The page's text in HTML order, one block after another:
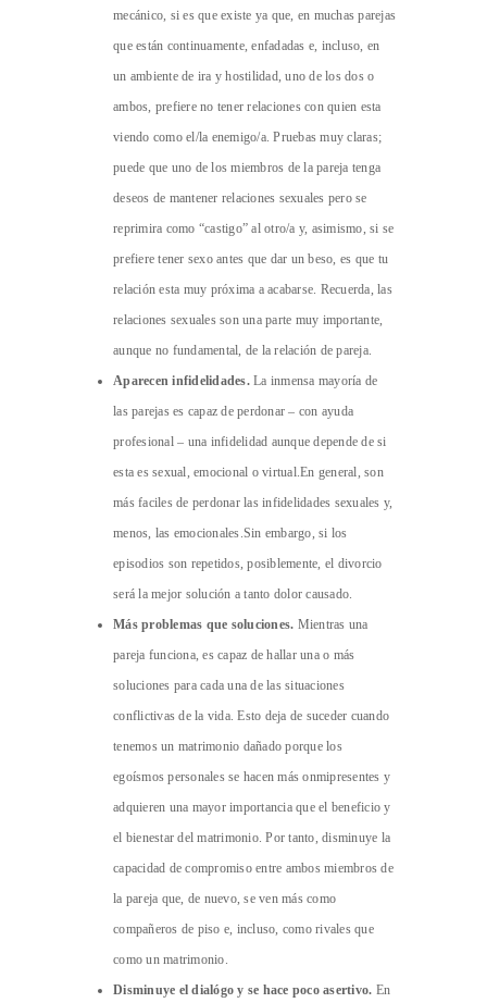
mecánico, si es que existe ya que, en muchas parejas
que están continuamente, enfadadas e, incluso, en
un ambiente de ira y hostilidad, uno de los dos o
ambos, prefiere no tener relaciones con quien esta
viendo como el/la enemigo/a. Pruebas muy claras;
puede que uno de los miembros de la pareja tenga
deseos de mantener relaciones sexuales pero se
reprimira como “castigo” al otro/a y, asimismo, si se
prefiere tener sexo antes que dar un beso, es que tu
relación esta muy próxima a acabarse. Recuerda, las
relaciones sexuales son una parte muy importante,
aunque no fundamental, de la relación de pareja.
Aparecen infidelidades.La inmensa mayoría de
las parejas es capaz de perdonar – con ayuda
profesional – una infidelidad aunque depende de si
esta es sexual, emocional o virtual.En general, son
más faciles de perdonar las infidelidades sexuales y,
menos, las emocionales.Sin embargo, si los
episodios son repetidos, posiblemente, el divorcio
será la mejor solución a tanto dolor causado.
Más problemas que soluciones. Mientras una
pareja funciona, es capaz de hallar una o más
soluciones para cada una de las situaciones
conflictivas de la vida. Esto deja de suceder cuando
tenemos un matrimonio dañado porque los
egoísmos personales se hacen más onmipresentes y
adquieren una mayor importancia que el beneficio y
el bienestar del matrimonio. Por tanto, disminuye la
capacidad de compromiso entre ambos miembros de
la pareja que, de nuevo, se ven más como
compañeros de piso e, incluso, como rivales que
como un matrimonio.
Disminuye el dialógo y se hace poco asertivo. En